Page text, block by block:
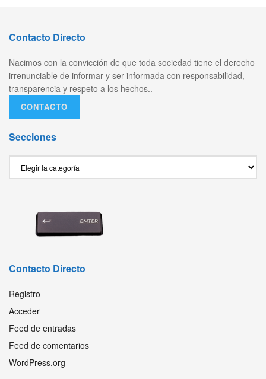
Contacto Directo
Nacimos con la convicción de que toda sociedad tiene el derecho
irrenunciable de informar y ser informada con responsabilidad,
transparencia y respeto a los hechos..
CONTACTO
Secciones
Contacto Directo
Registro
Acceder
Feed de entradas
Feed de comentarios
WordPress.org